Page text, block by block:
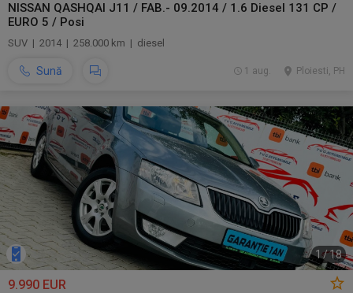
NISSAN QASHQAI J11 / FAB.- 09.2014 / 1.6 Diesel 131 CP /
EURO 5 / Posi
SUV | 2014 | 258.000 km | diesel
Sună Ploiesti, PH
1 aug.
1 /18
9.990 EUR